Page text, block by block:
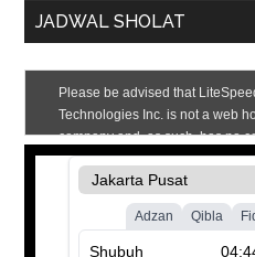
JADWAL SHOLAT